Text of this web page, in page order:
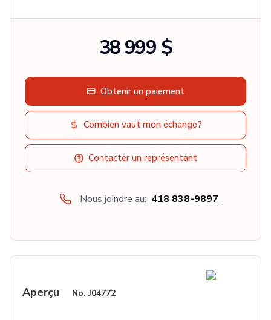
38 999 $
Obtenir un paiement
Combien vaut mon échange?
Contacter un représentant
Nous joindre au: 418 838-9897
Aperçu No.J04772